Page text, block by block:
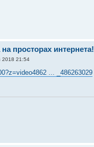
просторах интернета!
2018 21:54
... _486263029